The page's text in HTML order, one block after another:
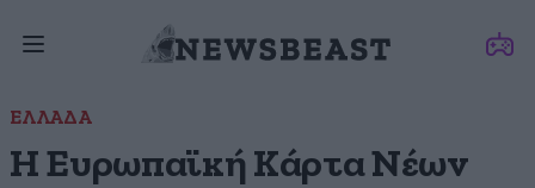
ΕΛΛΑΔΑ
Η Ευρωπαϊκή Κάρτα Νέων